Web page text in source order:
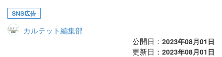
広告代理店・HP制作会社様へ
SNS広告
カルテット編集部
公開日： 2023年08月01日
更新日： 2023年08月01日